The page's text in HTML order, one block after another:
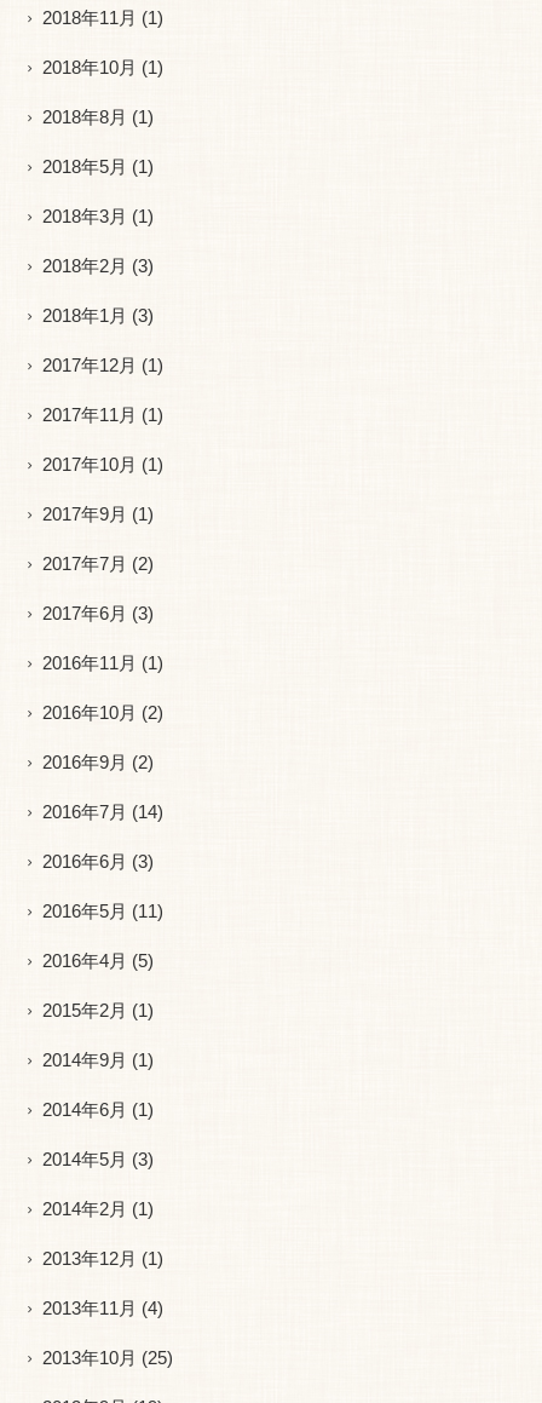
2018年11月 (1)
2018年10月 (1)
2018年8月 (1)
2018年5月 (1)
2018年3月 (1)
2018年2月 (3)
2018年1月 (3)
2017年12月 (1)
2017年11月 (1)
2017年10月 (1)
2017年9月 (1)
2017年7月 (2)
2017年6月 (3)
2016年11月 (1)
2016年10月 (2)
2016年9月 (2)
2016年7月 (14)
2016年6月 (3)
2016年5月 (11)
2016年4月 (5)
2015年2月 (1)
2014年9月 (1)
2014年6月 (1)
2014年5月 (3)
2014年2月 (1)
2013年12月 (1)
2013年11月 (4)
2013年10月 (25)